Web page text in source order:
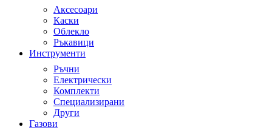
Аксесоари
Каски
Облекло
Ръкавици
Инструменти
Ръчни
Електрически
Комплекти
Специализирани
Други
Газови